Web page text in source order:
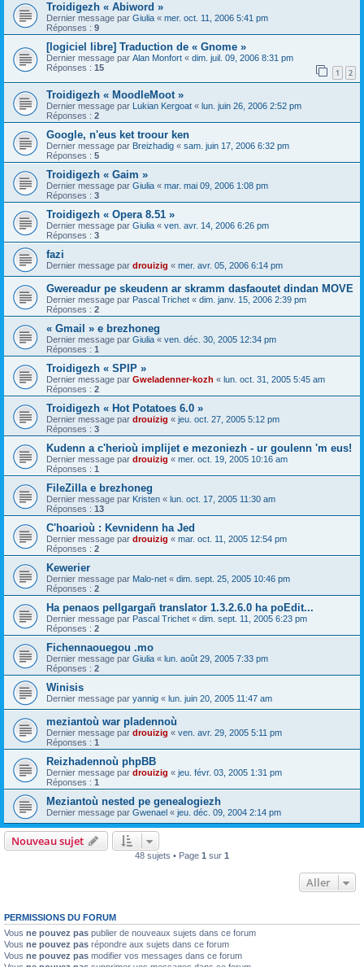
Troidigezh « Abiword »
Dernier message par Giulia « mer. oct. 11, 2006 5:41 pm
Réponses : 9
[logiciel libre] Traduction de « Gnome »
Dernier message par Alan Monfort « dim. juil. 09, 2006 8:31 pm
Réponses : 15 1 2
Troidigezh « MoodleMoot »
Dernier message par Lukian Kergoat « lun. juin 26, 2006 2:52 pm
Réponses : 2
Google, n'eus ket troour ken
Dernier message par Breizhadig « sam. juin 17, 2006 6:32 pm
Réponses : 5
Troidigezh « Gaim »
Dernier message par Giulia « mar. mai 09, 2006 1:08 pm
Réponses : 3
Troidigezh « Opera 8.51 »
Dernier message par Giulia « ven. avr. 14, 2006 6:26 pm
Réponses : 3
fazi
Dernier message par drouizig « mer. avr. 05, 2006 6:14 pm
Gwereadur pe skeudenn ar skramm dasfaoutet dindan MOVE
Dernier message par Pascal Trichet « dim. janv. 15, 2006 2:39 pm
Réponses : 2
« Gmail » e brezhoneg
Dernier message par Giulia « ven. déc. 30, 2005 12:34 pm
Réponses : 1
Troidigezh « SPIP »
Dernier message par Gweladenner-kozh « lun. oct. 31, 2005 5:45 am
Réponses : 2
Troidigezh « Hot Potatoes 6.0 »
Dernier message par drouizig « jeu. oct. 27, 2005 5:12 pm
Réponses : 3
Kudenn a c'herioù implijet e mezoniezh - ur goulenn 'm eus!
Dernier message par drouizig « mer. oct. 19, 2005 10:16 am
Réponses : 1
FileZilla e brezhoneg
Dernier message par Kristen « lun. oct. 17, 2005 11:30 am
Réponses : 13
C'hoarioù : Kevnidenn ha Jed
Dernier message par drouizig « mar. oct. 11, 2005 12:54 pm
Réponses : 2
Kewerier
Dernier message par Malo-net « dim. sept. 25, 2005 10:46 pm
Réponses : 2
Ha penaos pellgargañ translator 1.3.2.6.0 ha poEdit...
Dernier message par Pascal Trichet « dim. sept. 11, 2005 6:23 pm
Réponses : 2
Fichennaouegou .mo
Dernier message par Giulia « lun. août 29, 2005 7:33 pm
Réponses : 2
Winisis
Dernier message par yannig « lun. juin 20, 2005 11:47 am
meziantoù war pladennoù
Dernier message par drouizig « ven. avr. 29, 2005 5:11 pm
Réponses : 1
Reizhadennoù phpBB
Dernier message par drouizig « jeu. févr. 03, 2005 1:31 pm
Réponses : 1
Meziantoù nested pe genealogiezh
Dernier message par Gwenael « jeu. déc. 09, 2004 2:14 pm
Nouveau sujet
48 sujets • Page 1 sur 1
Aller
PERMISSIONS DU FORUM
Vous ne pouvez pas publier de nouveaux sujets dans ce forum
Vous ne pouvez pas répondre aux sujets dans ce forum
Vous ne pouvez pas modifier vos messages dans ce forum